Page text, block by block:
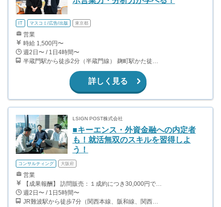
IT マスコミ/広告/出版 東京都
営業
時給 1,500円〜
週2日〜 / 1日4時間〜
半蔵門駅から徒歩2分（半蔵門線） 麹町駅かた徒歩10分（有楽町線）
詳しく見る
LSIGN POST株式会社
■キーエンス・外資金融への内定者
も！就活無双のスキルを習得しよ
う！
コンサルティング 大阪府
営業
【成果報酬】 訪問販売：１成約につき30,000円です。 例えば、光インターネットの成約であれば、平均的に2.5日で1件の契約が見込めます。（12,000円/1日6時間稼働） ＜月収例＞月に100万以上稼ぐ方もいます！ ・月5件成約：150,000円 ・月15件成約：450,000円 ・月30成約：900,000円➕マネジメントインセンティブ300,000円 合計1,200,000円 時給換算で2,000円程度が、平均的なインターン生の報酬となっています。
週2日〜 / 1日5時間〜
JR難波駅から徒歩7分（関西本線、阪和線、関西空港線） 大阪難波駅から徒歩13分（近鉄奈良線、阪神なんば線） 桜川駅から徒歩4分（大阪メトロ千日前線、阪神なんば線）